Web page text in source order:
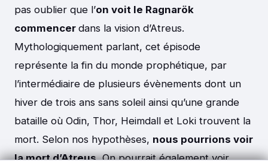
pas oublier que l’on voit le Ragnarök
commencer dans la vision d’Atreus.
Mythologiquement parlant, cet épisode
représente la fin du monde prophétique, par
l’intermédiaire de plusieurs évènements dont un
hiver de trois ans sans soleil ainsi qu’une grande
bataille où Odin, Thor, Heimdall et Loki trouvent la
mort. Selon nos hypothèses, nous pourrions voir
la mort d’Atreus.On pourrait également voir